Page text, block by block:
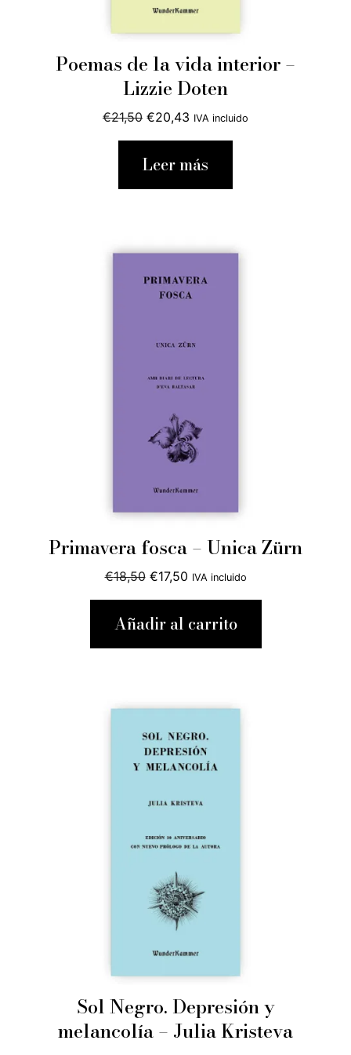
Poemas de la vida interior –
Lizzie Doten
€21,50 El
precio
original
€20,43 El
precio
actual
IVA incluido
Leer más
Primavera fosca – Unica Zürn
€18,50 El
precio
original
€17,50El
precio
actual
IVA incluido
Añadir al carrito
Sol Negro. Depresión y
melancolía – Julia Kristeva